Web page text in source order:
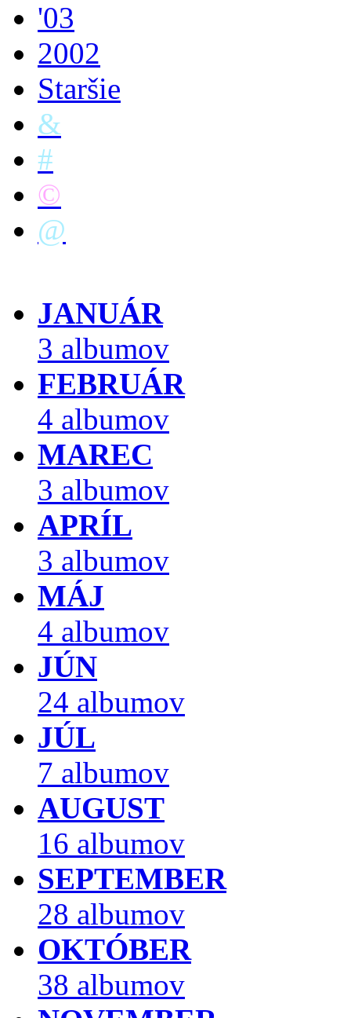
'03
2002
Staršie
&
#
©
@
JANUÁR
3 albumov
FEBRUÁR
4 albumov
MAREC
3 albumov
APRÍL
3 albumov
MÁJ
4 albumov
JÚN
24 albumov
JÚL
7 albumov
AUGUST
16 albumov
SEPTEMBER
28 albumov
OKTÓBER
38 albumov